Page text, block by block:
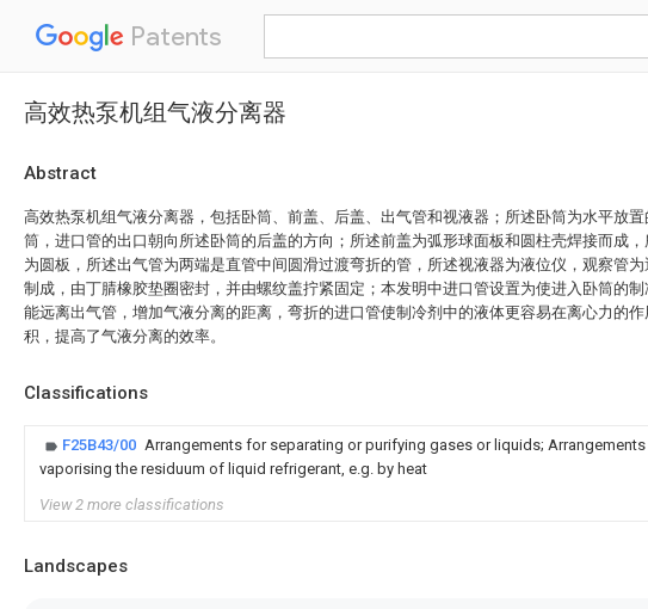
Patents
高效热泵机组气液分离器
Abstract
高效热泵机组气液分离器，包括卧筒、前盖、后盖、出气管和视液器；所述卧筒为水平放
筒，进口管的出口朝向所述卧筒的后盖的方向；所述前盖为弧形球面板和圆柱壳焊接而成，
为圆板，所述出气管为两端是直管中间圆滑过渡弯折的管，所述视液器为液位仪，观察管为
制成，由丁腈橡胶垫圈密封，并由螺纹盖拧紧固定；本发明中进口管设置为使进入卧筒的
能远离出气管，增加气液分离的距离，弯折的进口管使制冷剂中的液体更容易在离心力的作
积，提高了气液分离的效率。
Classifications
F25B43/00 Arrangements for separating or purifying gases or liquids;
vaporising the residuum of liquid refrigerant, e.g. by heat
View 2 more classifications
Landscapes